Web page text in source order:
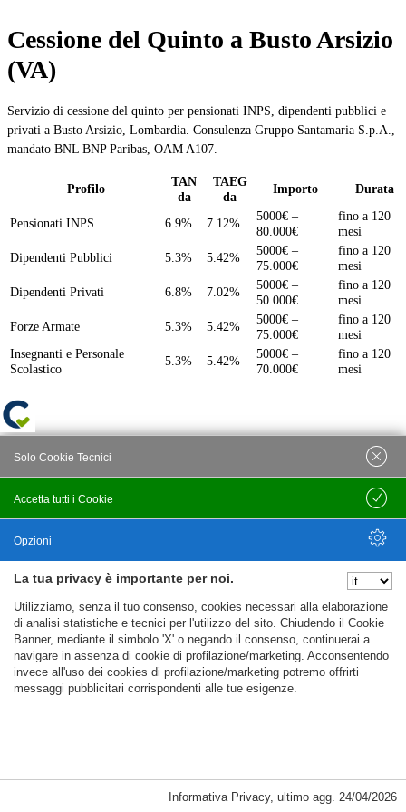
Cessione del Quinto a Busto Arsizio
(VA)
Servizio di cessione del quinto per pensionati INPS, dipendenti pubblici e
privati a Busto Arsizio, Lombardia. Consulenza Gruppo Santamaria S.p.A.,
mandato BNL BNP Paribas, OAM A107.
Profilo
TAN
da
TAEG
da
Importo Durata
Pensionati INPS 6.9% 7.12%
5000€ –
80.000€
fino a 120
mesi
Dipendenti Pubblici
5.3% 5.42%
5000€ –
75.000€
fino a 120
mesi
Dipendenti Privati
6.8% 7.02%
5000€ –
50.000€
fino a 120
mesi
Forze Armate
5.3% 5.42%
5000€ –
75.000€
fino a 120
mesi
Insegnanti e Personale
Scolastico
5.3% 5.42%
5000€ –
70.000€
fino a 120
mesi
La tua privacy è importante per noi.
Utilizziamo, senza il tuo consenso, cookies necessari alla elaborazione
di analisi statistiche e tecnici per l'utilizzo del sito. Chiudendo il Cookie
Banner, mediante il simbolo 'X' o negando il consenso, continuerai a
navigare in assenza di cookie di profilazione/marketing. Acconsentendo
invece all'uso dei cookies di profilazione/marketing potremo offrirti
messaggi pubblicitari corrispondenti alle tue esigenze.
Cookie Necessari, Tecnici di Sessione
Accetta tutti i Cookie
Solo Cookie Tecnici
Salva
Opzioni
Nascondi Opzioni
Informativa Privacy, ultimo agg. 24/04/2026